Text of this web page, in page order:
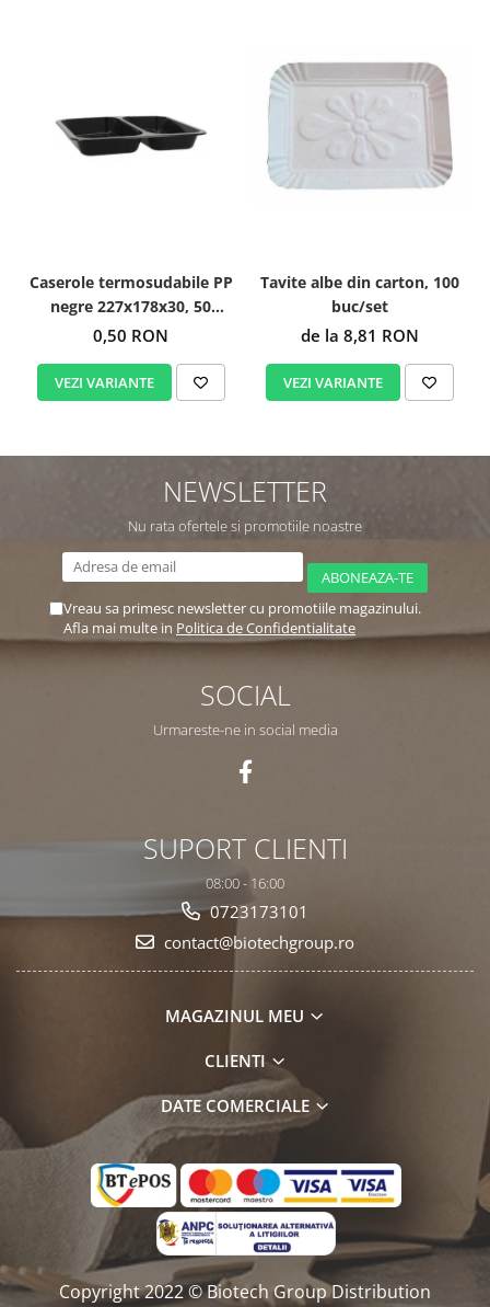
Caserole termosudabile PP
negre 227x178x30, 50
buc/set
0,50 RON
VEZI VARIANTE
Tavite albe din carton, 100
buc/set
de la 8,81 RON
VEZI VARIANTE
NEWSLETTER
Nu rata ofertele si promotiile noastre
Vreau sa primesc newsletter cu promotiile magazinului.
Afla mai multe in Politica de Confidentialitate
SOCIAL
Urmareste-ne in social media
SUPORT CLIENTI
08:00 - 16:00
0723173101
contact@biotechgroup.ro
MAGAZINUL MEU
CLIENTI
DATE COMERCIALE
Copyright 2022 © Biotech Group Distribution